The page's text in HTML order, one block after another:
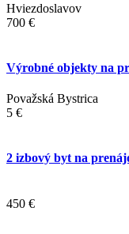
Hviezdoslavov
700 €
Výrobné objekty na
Považská Bystrica
5 €
2 izbový byt na
450 €